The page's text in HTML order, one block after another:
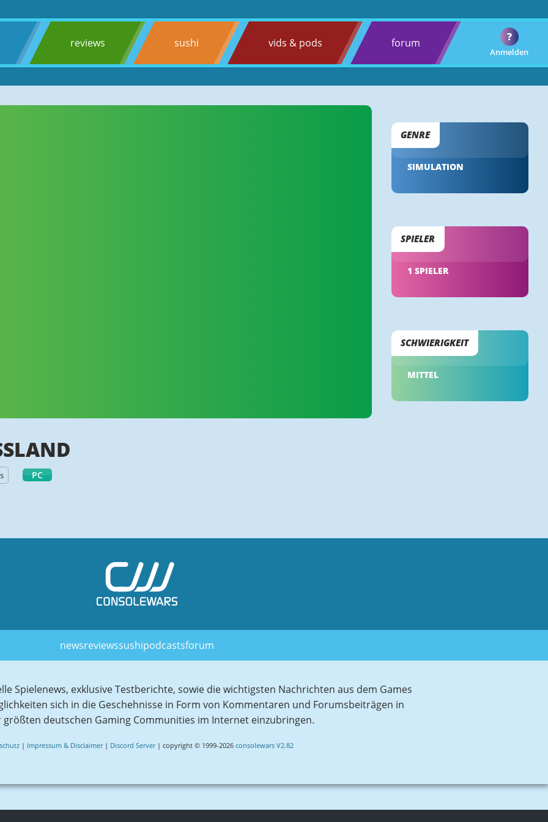
reviews sushi vids & pods forum
Anmelden
?
GENRE
SIMULATION
SPIELER
1 SPIELER
SCHWIERIGKEIT
MITTEL
PC
newsreviewssushipodcastsforum
Spielenews, exklusive Testberichte, sowie die wichtigsten Nachrichten aus dem Games
sich in die Geschehnisse in Form von Kommentaren und Forumsbeiträgen in
größten deutschen Gaming Communities im Internet einzubringen.
| Impressum & Disclaimer| Discord Server| copyright © 1999-2026 consolewars V2.82